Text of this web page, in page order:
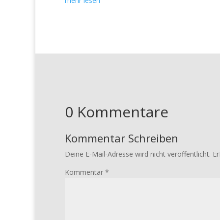
0 Kommentare
Kommentar Schreiben
Deine E-Mail-Adresse wird nicht veröffentlicht.
Kommentar *